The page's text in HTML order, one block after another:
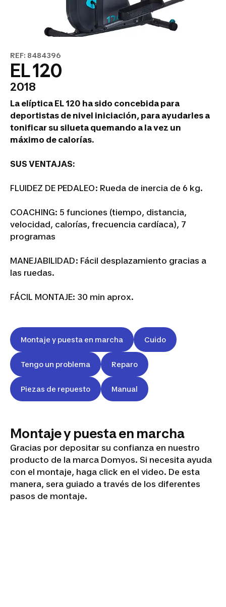
REF: 8484396
EL 120
2018
La elíptica EL 120 ha sido concebida para
deportistas de nivel iniciación, para ayudarles a
tonificar su silueta quemando a la vez un
máximo de calorías.
SUS VENTAJAS:
FLUIDEZ DE PEDALEO: Rueda de inercia de 6 kg.
COACHING: 5 funciones (tiempo, distancia,
velocidad, calorías, frecuencia cardíaca), 7
programas
MANEJABILIDAD: Fácil desplazamiento gracias a
las ruedas.
FÁCIL MONTAJE: 30 min aprox.
Montaje y puesta en marcha Cuido
Tengo un problema Reparo
Piezas de repuesto Manual
Montaje y puesta en marcha
Gracias por depositar su confianza en nuestro
producto de la marca Domyos. Si necesita ayuda
con el montaje, haga click en el video. De esta
manera, sera guiado a través de los diferentes
pasos de montaje.